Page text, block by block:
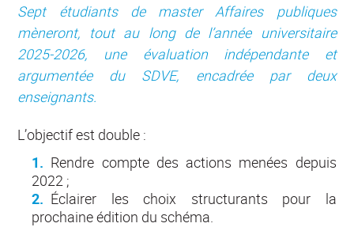
Sept étudiants de master Affaires publiques
mèneront, tout au long de l’année universitaire
2025-2026, une évaluation indépendante et
argumentée du SDVE, encadrée par deux
enseignants.
L’objectif est double :
Rendre compte des actions menées depuis
2022 ;
Éclairer les choix structurants pour la
prochaine édition du schéma.